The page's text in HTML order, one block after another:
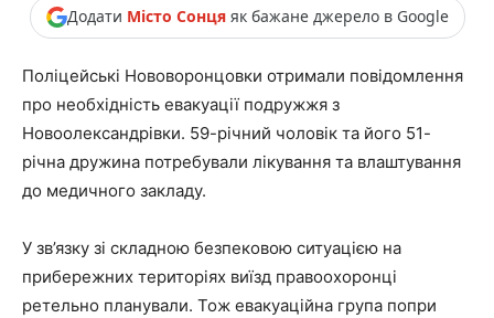
Додати Місто Сонцяяк бажане джерело в Google
Поліцейські Нововоронцовки отримали повідомлення
про необхідність евакуації подружжя з
Новоолександрівки. 59-річний чоловік та його 51-
річна дружина потребували лікування та влаштування
до медичного закладу.
У зв’язку зі складною безпековою ситуацією на
прибережних територіях виїзд правоохоронці
ретельно планували. Тож евакуаційна група попри